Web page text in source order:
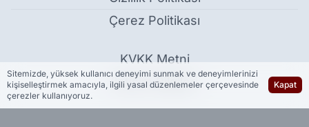
Çerez Politikası
KVKK Metni
İletişim Bilgileri
Sitemizde, yüksek kullanıcı deneyimi sunmak ve deneyimlerinizi
kişiselleştirmek amacıyla, ilgili yasal düzenlemeler çerçevesinde
çerezler kullanıyoruz.
Kapat